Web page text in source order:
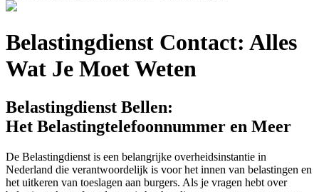
Belastingdienst Contact: Alles
Wat Je Moet Weten
Belastingdienst Bellen:
Het Belastingtelefoonnummer en Meer
De Belastingdienst is een belangrijke overheidsinstantie in
Nederland die verantwoordelijk is voor het innen van belastingen en
het uitkeren van toeslagen aan burgers. Als je vragen hebt over